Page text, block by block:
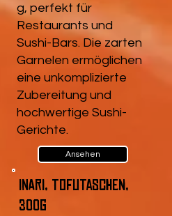
g, perfekt für
Restaurants und
Sushi-Bars. Die zarten
Garnelen ermöglichen
eine unkomplizierte
Zubereitung und
hochwertige Sushi-
Gerichte.
Ansehen
Inari, Tofutaschen,
300g